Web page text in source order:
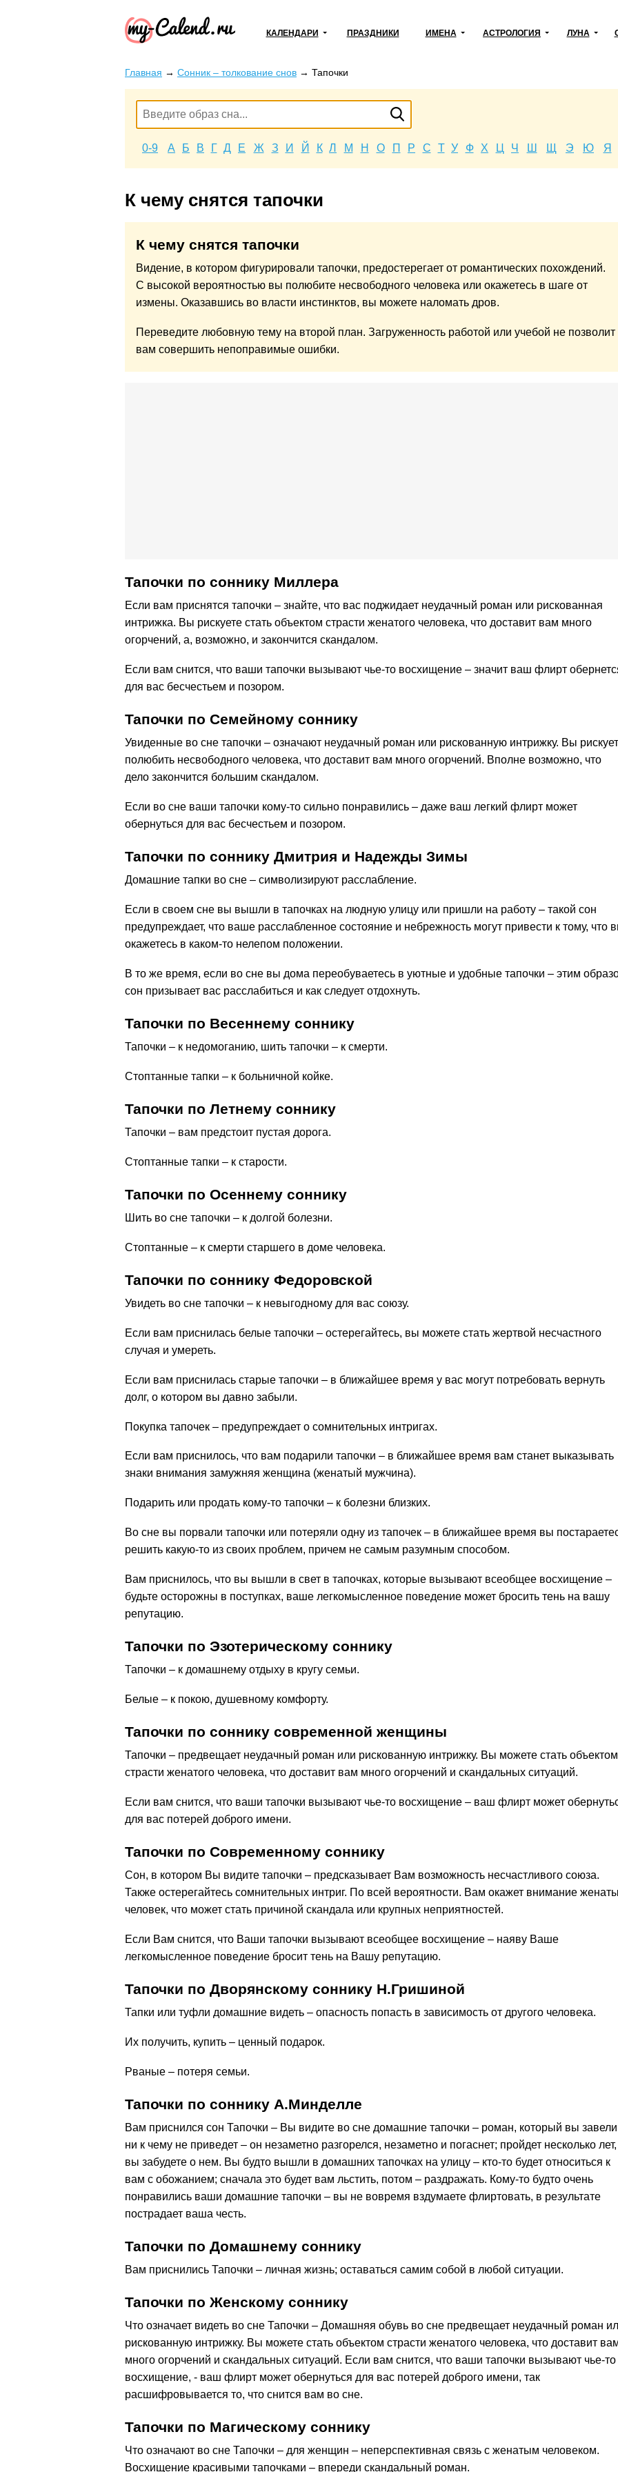
КАЛЕНДАРИ ПРАЗДНИКИ ИМЕНА АСТРОЛОГИЯ ЛУНА
Главная → Сонник – толкование снов → Тапочки
0-9 А Б В Г Д Е Ж З И Й К Л М Н О П Р С Т У Ф Х Ц Ч Ш Щ Э Ю Я
К чему снятся тапочки
К чему снятся тапочки
Видение, в котором фигурировали тапочки, предостерегает от романтических похождений.
С высокой вероятностью вы полюбите несвободного человека или окажетесь в шаге от
измены. Оказавшись во власти инстинктов, вы можете наломать дров.
Переведите любовную тему на второй план. Загруженность работой или учебой не позволит
вам совершить непоправимые ошибки.
Тапочки по cоннику Миллера
Если вам приснятся тапочки – знайте, что вас поджидает неудачный роман или рискованная
интрижка. Вы рискуете стать объектом страсти женатого человека, что доставит вам много
огорчений, а, возможно, и закончится скандалом.
Если вам снится, что ваши тапочки вызывают чье-то восхищение – значит ваш флирт
для вас бесчестьем и позором.
Тапочки по Семейному соннику
Увиденные во сне тапочки – означают неудачный роман или рискованную интрижку. Вы
полюбить несвободного человека, что доставит вам много огорчений. Вполне возможно, что
дело закончится большим скандалом.
Если во сне ваши тапочки кому-то сильно понравились – даже ваш легкий флирт может
обернуться для вас бесчестьем и позором.
Тапочки по соннику Дмитрия и Надежды Зимы
Домашние тапки во сне – символизируют расслабление.
Если в своем сне вы вышли в тапочках на людную улицу или пришли на работу – такой сон
предупреждает, что ваше расслабленное состояние и небрежность могут привести к тому, что
окажетесь в каком-то нелепом положении.
В то же время, если во сне вы дома переобуваетесь в уютные и удобные тапочки – этим
сон призывает вас расслабиться и как следует отдохнуть.
Тапочки по Весеннему соннику
Тапочки – к недомоганию, шить тапочки – к смерти.
Стоптанные тапки – к больничной койке.
Тапочки по Летнему соннику
Тапочки – вам предстоит пустая дорога.
Стоптанные тапки – к старости.
Тапочки по Осеннему соннику
Шить во сне тапочки – к долгой болезни.
Стоптанные – к смерти старшего в доме человека.
Тапочки по соннику Федоровской
Увидеть во сне тапочки – к невыгодному для вас союзу.
Если вам приснилась белые тапочки – остерегайтесь, вы можете стать жертвой несчастного
случая и умереть.
Если вам приснилась старые тапочки – в ближайшее время у вас могут потребовать вернуть
долг, о котором вы давно забыли.
Покупка тапочек – предупреждает о сомнительных интригах.
Если вам приснилось, что вам подарили тапочки – в ближайшее время вам станет выказывать
знаки внимания замужняя женщина (женатый мужчина).
Подарить или продать кому-то тапочки – к болезни близких.
Во сне вы порвали тапочки или потеряли одну из тапочек – в ближайшее время вы
решить какую-то из своих проблем, причем не самым разумным способом.
Вам приснилось, что вы вышли в свет в тапочках, которые вызывают всеобщее восхищение –
будьте осторожны в поступках, ваше легкомысленное поведение может бросить тень на вашу
репутацию.
Тапочки по Эзотерическому соннику
Тапочки – к домашнему отдыху в кругу семьи.
Белые – к покою, душевному комфорту.
Тапочки по соннику современной женщины
Тапочки – предвещает неудачный роман или рискованную интрижку. Вы можете стать объектом
страсти женатого человека, что доставит вам много огорчений и скандальных ситуаций.
Если вам снится, что ваши тапочки вызывают чье-то восхищение – ваш флирт может
для вас потерей доброго имени.
Тапочки по Современному соннику
Сон, в котором Вы видите тапочки – предсказывает Вам возможность несчастливого союза.
Также остерегайтесь сомнительных интриг. По всей вероятности. Вам окажет внимание
человек, что может стать причиной скандала или крупных неприятностей.
Если Вам снится, что Ваши тапочки вызывают всеобщее восхищение – наяву Ваше
легкомысленное поведение бросит тень на Вашу репутацию.
Тапочки по Дворянскому соннику Н.Гришиной
Тапки или туфли домашние видеть – опасность попасть в зависимость от другого человека.
Их получить, купить – ценный подарок.
Рваные – потеря семьи.
Тапочки по соннику А.Минделле
Вам приснился сон Тапочки – Вы видите во сне домашние тапочки – роман, который вы
ни к чему не приведет – он незаметно разгорелся, незаметно и погаснет; пройдет несколько
вы забудете о нем. Вы будто вышли в домашних тапочках на улицу – кто-то будет относиться к
вам с обожанием; сначала это будет вам льстить, потом – раздражать. Кому-то будто очень
понравились ваши домашние тапочки – вы не вовремя вздумаете флиртовать, в результате
пострадает ваша честь.
Тапочки по Домашнему соннику
Вам приснились Тапочки – личная жизнь; оставаться самим собой в любой ситуации.
Тапочки по Женскому соннику
Что означает видеть во сне Тапочки – Домашняя обувь во сне предвещает неудачный роман
рискованную интрижку. Вы можете стать объектом страсти женатого человека, что доставит
много огорчений и скандальных ситуаций. Если вам снится, что ваши тапочки вызывают чье-то
восхищение, - ваш флирт может обернуться для вас потерей доброго имени, так
расшифровывается то, что снится вам во сне.
Тапочки по Магическому соннику
Что означают во сне Тапочки – для женщин – неперспективная связь с женатым человеком.
Восхищение красивыми тапочками – впереди скандальный роман.